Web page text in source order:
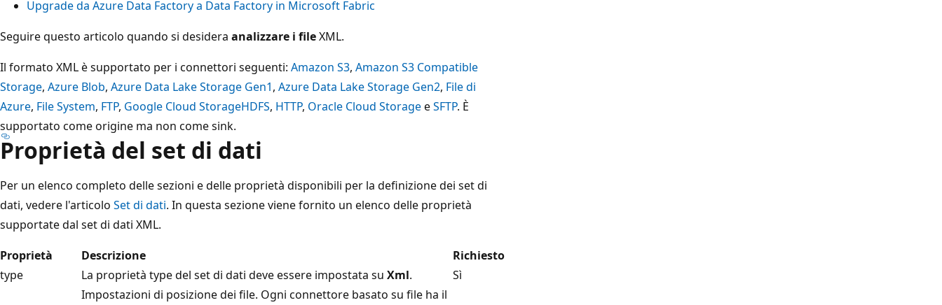
Upgrade da Azure Data Factory a Data Factory in Microsoft Fabric
Seguire questo articolo quando si desidera analizzare i fileXML.
Il formato XML è supportato per i connettori seguenti: Amazon S3, Amazon S3 Compatible
Storage, Azure Blob, Azure Data Lake Storage Gen1, Azure Data Lake Storage Gen2, File di
Azure, File System, FTP, Google Cloud StorageHDFS, HTTP, Oracle Cloud StorageeSFTP. È
supportato come origine ma non come sink.
Proprietà del set di dati
Per un elenco completo delle sezioni e delle proprietà disponibili per la definizione dei set di
dati, vedere l'articolo Set di dati. In questa sezione viene fornito un elenco delle proprietà
supportate dal set di dati XML.
Proprietà
Descrizione
Richiesto
type
La proprietà type del set di dati deve essere impostata su Xml. Sì
Impostazioni di posizione dei file. Ogni connettore basato su file ha il